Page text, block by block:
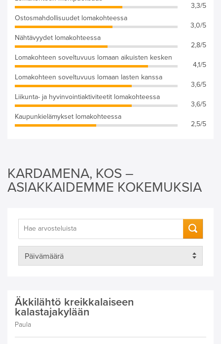
3,3/5
Ostosmahdollisuudet lomakohteessa
3,0/5
Nähtävyydet lomakohteessa
2,8/5
Lomakohteen soveltuvuus lomaan aikuisten kesken
4,1/5
Lomakohteen soveltuvuus lomaan lasten kanssa
3,6/5
Liikunta- ja hyvinvointiaktiviteetit lomakohteessa
3,6/5
Kaupunkielämykset lomakohteessa
2,5/5
KARDAMENA, KOS –
ASIAKKAIDEMME KOKEMUKSIA
Äkkilähtö kreikkalaiseen
kalastajakylään
Paula